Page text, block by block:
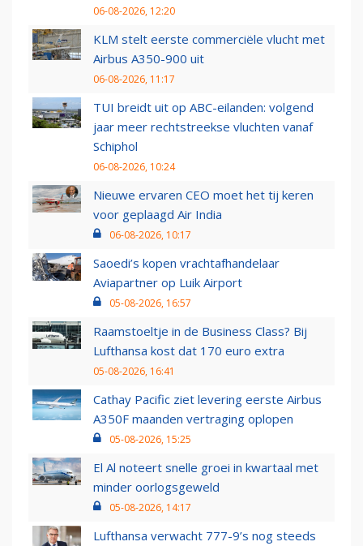
06-08-2026, 12:20
KLM stelt eerste commerciële vlucht met
Airbus A350-900 uit
06-08-2026, 11:17
TUI breidt uit op ABC-eilanden: volgend
jaar meer rechtstreekse vluchten vanaf
Schiphol
06-08-2026, 10:24
Nieuwe ervaren CEO moet het tij keren
voor geplaagd Air India
06-08-2026, 10:17
Saoedi’s kopen vrachtafhandelaar
Aviapartner op Luik Airport
05-08-2026, 16:57
Raamstoeltje in de Business Class? Bij
Lufthansa kost dat 170 euro extra
05-08-2026, 16:41
Cathay Pacific ziet levering eerste Airbus
A350F maanden vertraging oplopen
05-08-2026, 15:25
El Al noteert snelle groei in kwartaal met
minder oorlogsgeweld
05-08-2026, 14:17
Lufthansa verwacht 777-9’s nog steeds